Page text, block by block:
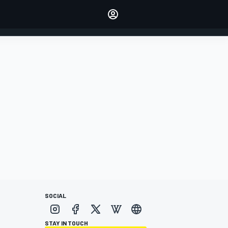
ACCEDI
SOCIAL
STAY IN TOUCH